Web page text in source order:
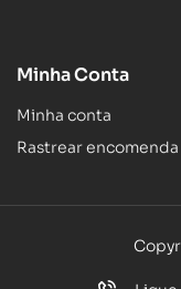
Minha Conta
Minha conta
Rastrear encomenda